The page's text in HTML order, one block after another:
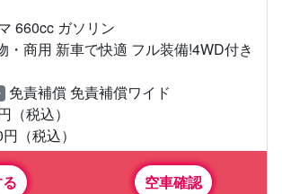
660cc ガソリン
・商用 新車で快適 フル装備!4WD付き
免責補償 免責補償ワイド
（税込）
（税込）
空車確認